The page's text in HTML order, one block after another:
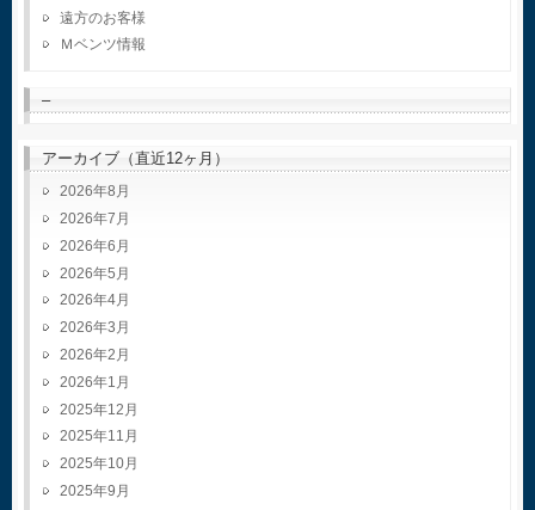
遠方のお客様
Ｍベンツ情報
–
アーカイブ（直近12ヶ月）
2026年8月
2026年7月
2026年6月
2026年5月
2026年4月
2026年3月
2026年2月
2026年1月
2025年12月
2025年11月
2025年10月
2025年9月